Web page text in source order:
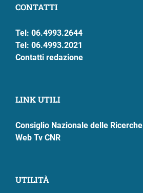
CONTATTI
Tel: 06.4993.2644
Tel: 06.4993.2021
Contatti redazione
LINK UTILI
Consiglio Nazionale delle Ricerche
Web Tv CNR
UTILITÀ